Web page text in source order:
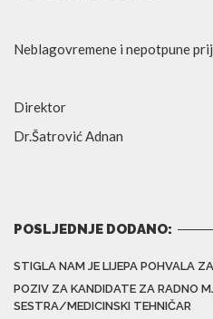
Neblagovremene i nepotpune
Direktor
Dr.Šatrović Adnan
POSLJEDNJE DODANO:
STIGLA NAM JE LIJEPA POHVALA
POZIV ZA KANDIDATE ZA RADNO
SESTRA/MEDICINSKI TEHNIČAR